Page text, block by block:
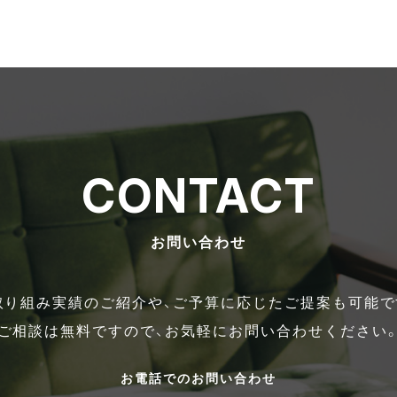
CONTACT
お問い合わせ
組み実績のご紹介や、ご予算に応じたご提案も可能
相談は無料ですので、お気軽にお問い合わせください
お電話でのお問い合わせ